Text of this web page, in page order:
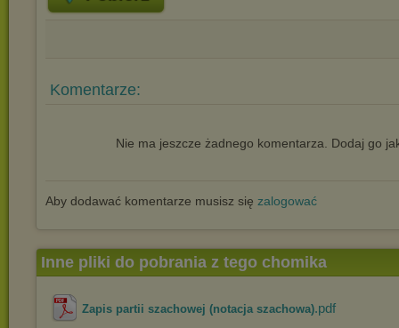
Komentarze:
Nie ma jeszcze żadnego komentarza. Dodaj go
Aby dodawać komentarze musisz się zalogować
Inne pliki do pobrania z tego chomika
Zapis partii szachowej (notacja szachowa).pdf